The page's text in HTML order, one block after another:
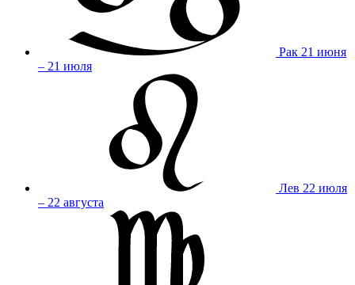
Рак 21 июня
– 21 июля
Лев 22 июля
– 22 августа